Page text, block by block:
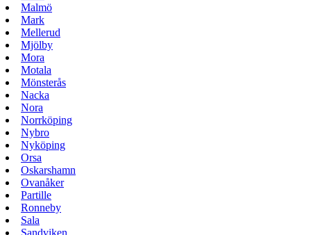
Malmö
Mark
Mellerud
Mjölby
Mora
Motala
Mönsterås
Nacka
Nora
Norrköping
Nybro
Nyköping
Orsa
Oskarshamn
Ovanåker
Partille
Ronneby
Sala
Sandviken